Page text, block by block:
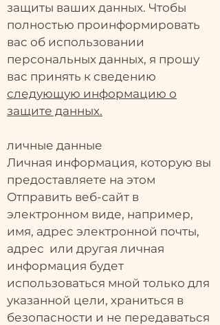
защиты ваших данных. Чтобы
полностью проинформировать
вас об использовании
персональных данных, я прошу
вас принять к сведению
следующую информацию о
защите данных.
личные данные
Личная информация, которую вы
предоставляете на этом
Отправить веб-сайт в
электронном виде, например,
имя, адрес электронной почты,
адрес или другая личная
информация будет
использоваться мной только для
указанной цели, храниться в
безопасности и не передаваться